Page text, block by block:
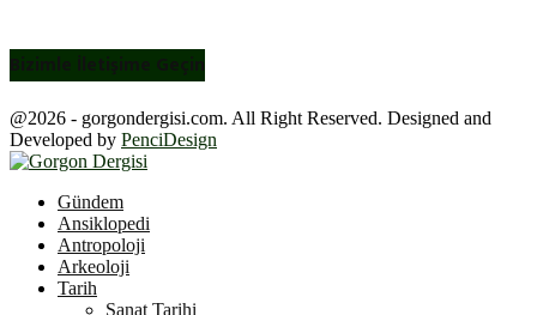
Bizimle İletişime Geçin
@2026 - gorgondergisi.com. All Right Reserved. Designed and
Developed by PenciDesign
Gündem
Ansiklopedi
Antropoloji
Arkeoloji
Tarih
Sanat Tarihi